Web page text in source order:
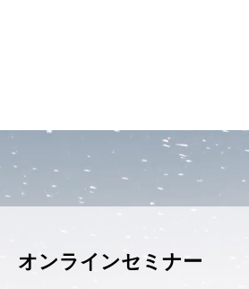
オンラインセミナー